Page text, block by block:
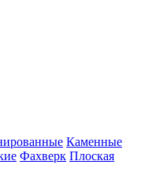
Каменные
Фахверк Плоская